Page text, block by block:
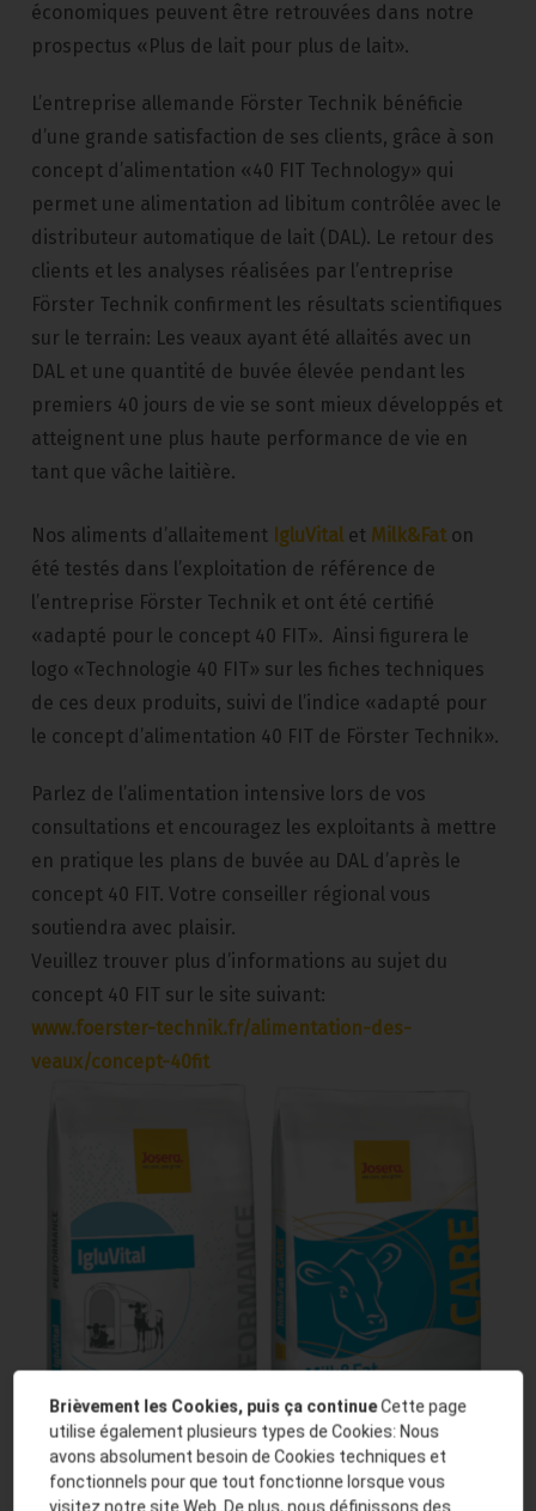
économiques peuvent être retrouvées dans notre
prospectus «Plus de lait pour plus de lait».
L’entreprise allemande Förster Technik bénéficie
d’une grande satisfaction de ses clients, grâce à son
concept d’alimentation «40 FIT Technology» qui
permet une alimentation ad libitum contrôlée avec le
distributeur automatique de lait (DAL). Le retour des
clients et les analyses réalisées par l’entreprise
Förster Technik confirment les résultats scientifiques
sur le terrain: Les veaux ayant été allaités avec un
DAL et une quantité de buvée élevée pendant les
premiers 40 jours de vie se sont mieux développés et
atteignent une plus haute performance de vie en
tant que vâche laitière.
Nos aliments d’allaitement IgluVitalet Milk&Fat on
été testés dans l’exploitation de référence de
l’entreprise Förster Technik et ont été certifié
«adapté pour le concept 40 FIT». Ainsi figurera le
logo «Technologie 40 FIT» sur les fiches techniques
de ces deux produits, suivi de l’indice «adapté pour
le concept d’alimentation 40 FIT de Förster Technik».
Parlez de l’alimentation intensive lors de vos
consultations et encouragez les exploitants à mettre
en pratique les plans de buvée au DAL d’après le
concept 40 FIT. Votre conseiller régional vous
soutiendra avec plaisir.
Veuillez trouver plus d’informations au sujet du
concept 40 FIT sur le site suivant:
www.foerster-technik.fr/alimentation-des-
veaux/concept-40fit
Brièvement les Cookies, puis ça continueCette page
utilise également plusieurs types de Cookies: Nous
avons absolument besoin de Cookies techniques et
fonctionnels pour que tout fonctionne lorsque vous
visitez notre site Web. De plus, nous définissons des